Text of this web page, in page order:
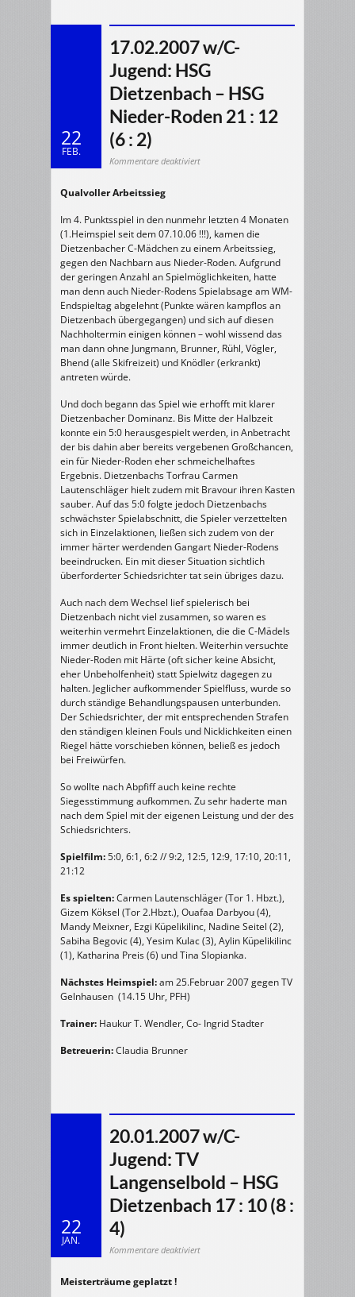
22
FEB.
17.02.2007 w/C-
Jugend: HSG
Dietzenbach – HSG
Nieder-Roden 21 : 12
(6 : 2)
Kommentare deaktiviertfür
HSG
Nieder-
Roden
21
:
12
(6
:
2)
Qualvoller Arbeitssieg
Im 4. Punktsspiel in den nunmehr letzten 4 Monaten
(1.Heimspiel seit dem 07.10.06 !!!), kamen die
Dietzenbacher C-Mädchen zu einem Arbeitssieg,
gegen den Nachbarn aus Nieder-Roden. Aufgrund
der geringen Anzahl an Spielmöglichkeiten, hatte
man denn auch Nieder-Rodens Spielabsage am WM-
Endspieltag abgelehnt (Punkte wären kampflos an
Dietzenbach übergegangen) und sich auf diesen
Nachholtermin einigen können – wohl wissend das
man dann ohne Jungmann, Brunner, Rühl, Vögler,
Bhend (alle Skifreizeit) und Knödler (erkrankt)
antreten würde.
Und doch begann das Spiel wie erhofft mit klarer
Dietzenbacher Dominanz. Bis Mitte der Halbzeit
konnte ein 5:0 herausgespielt werden, in Anbetracht
der bis dahin aber bereits vergebenen Großchancen,
ein für Nieder-Roden eher schmeichelhaftes
Ergebnis. Dietzenbachs Torfrau Carmen
Lautenschläger hielt zudem mit Bravour ihren Kasten
sauber. Auf das 5:0 folgte jedoch Dietzenbachs
schwächster Spielabschnitt, die Spieler verzettelten
sich in Einzelaktionen, ließen sich zudem von der
immer härter werdenden Gangart Nieder-Rodens
beeindrucken. Ein mit dieser Situation sichtlich
überforderter Schiedsrichter tat sein übriges dazu.
Auch nach dem Wechsel lief spielerisch bei
Dietzenbach nicht viel zusammen, so waren es
weiterhin vermehrt Einzelaktionen, die die C-Mädels
immer deutlich in Front hielten. Weiterhin versuchte
Nieder-Roden mit Härte (oft sicher keine Absicht,
eher Unbeholfenheit) statt Spielwitz dagegen zu
halten. Jeglicher aufkommender Spielfluss, wurde so
durch ständige Behandlungspausen unterbunden.
Der Schiedsrichter, der mit entsprechenden Strafen
den ständigen kleinen Fouls und Nicklichkeiten einen
Riegel hätte vorschieben können, beließ es jedoch
bei Freiwürfen.
So wollte nach Abpfiff auch keine rechte
Siegesstimmung aufkommen. Zu sehr haderte man
nach dem Spiel mit der eigenen Leistung und der des
Schiedsrichters.
Spielfilm:5:0, 6:1, 6:2 // 9:2, 12:5, 12:9, 17:10, 20:11,
21:12
Es spielten:Carmen Lautenschläger (Tor 1. Hbzt.),
Gizem Köksel (Tor 2.Hbzt.), Ouafaa Darbyou (4),
Mandy Meixner, Ezgi Küpelikilinc, Nadine Seitel (2),
Sabiha Begovic (4), Yesim Kulac (3), Aylin Küpelikilinc
(1), Katharina Preis (6) und Tina Slopianka.
Nächstes Heimspiel:am 25.Februar 2007 gegen TV
Gelnhausen (14.15 Uhr, PFH)
Trainer: Haukur T. Wendler, Co- Ingrid Stadter
Betreuerin:Claudia Brunner
22
JAN.
20.01.2007 w/C-
Jugend: TV
Langenselbold – HSG
Dietzenbach 17 : 10 (8 :
4)
Kommentare deaktiviertfür
Meisterträume geplatzt !